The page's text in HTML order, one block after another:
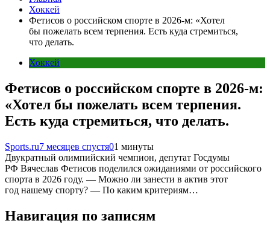
Хоккей
Фетисов о российском спорте в 2026-м: «Хотел
бы пожелать всем терпения. Есть куда стремиться,
что делать.
Хоккей
Фетисов о российском спорте в 2026-м:
«Хотел бы пожелать всем терпения.
Есть куда стремиться, что делать.
Sports.ru7 месяцев спустя01 минуты
Двукратный олимпийский чемпион, депутат Госдумы
РФ Вячеслав Фетисов поделился ожиданиями от российского
спорта в 2026 году. — Можно ли занести в актив этот
год нашему спорту? — По каким критериям…
Навигация по записям